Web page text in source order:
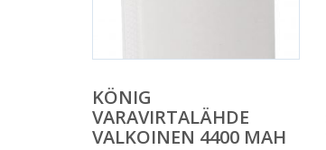
KÖNIG
VARAVIRTALÄHDE
VALKOINEN 4400 MAH